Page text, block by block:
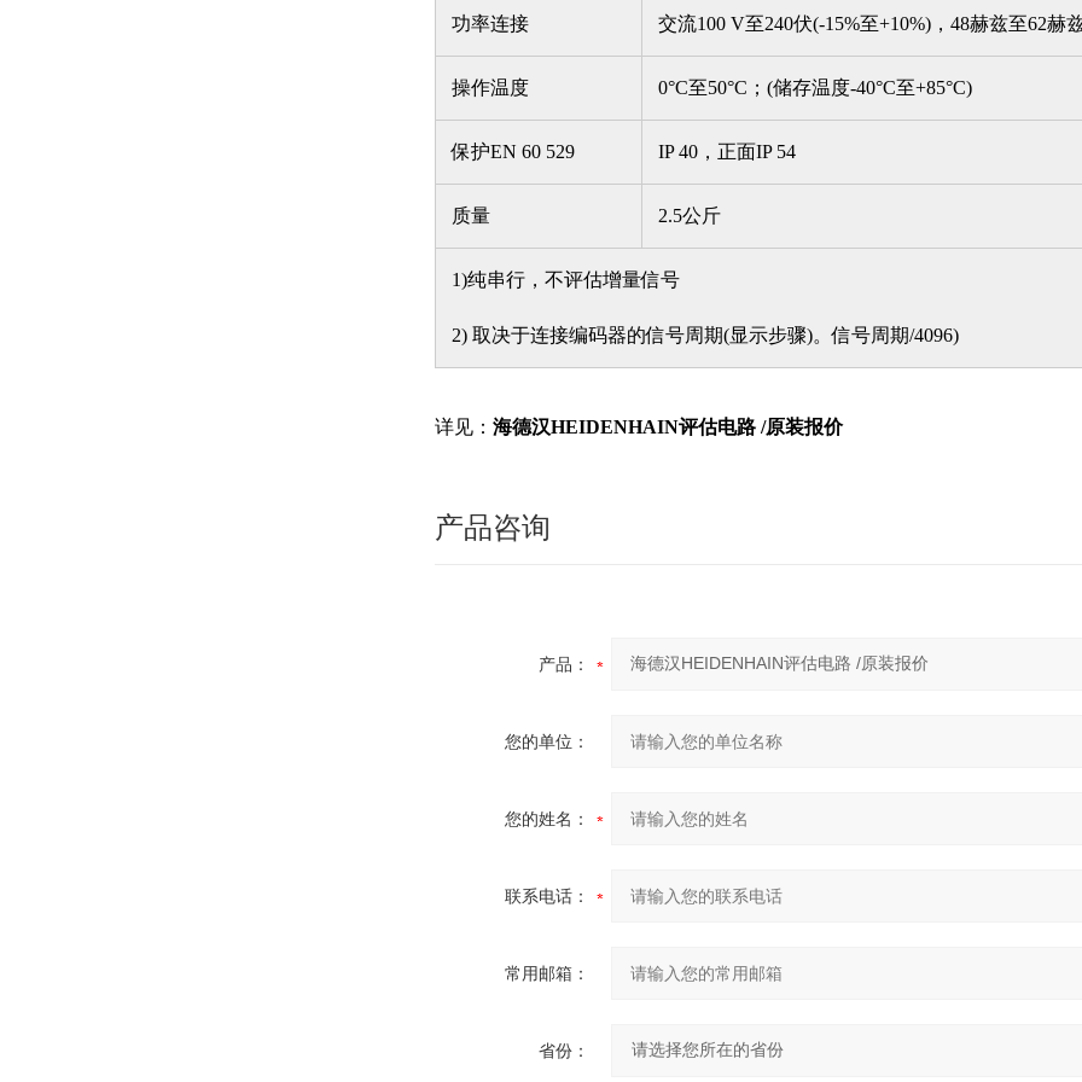
功率连接 交流100 V至240伏(-15%至+10%)，48赫兹至62赫
操作温度 0°C至50°C；(储存温度-40°C至+85°C)
保护EN 60 529 IP 40，正面IP 54
质量 2.5公斤
1)纯串行，不评估增量信号
2) 取决于连接编码器的信号周期(显示步骤)。信号周期/4096)
详见： 海德汉HEIDENHAIN评估电路 /原装报价
产品咨询
产品：
您的单位：
您的姓名：
联系电话：
常用邮箱：
省份：